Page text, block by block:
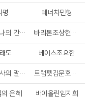
명 테너차민형
이것이 나의 간증이요 바리톤조상현집사
도 베이스조요한
내가 천사의 말한다 해도 트럼펫김문호이상혁,호른박종석남상훈,트럼본장진환
은혜 바이올린임지희